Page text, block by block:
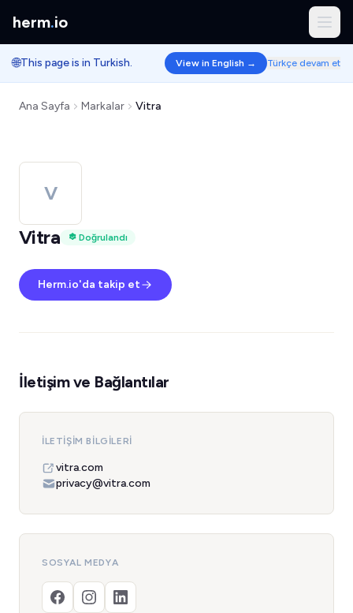
herm.io
🌐This page is in Turkish. View in English → Türkçe devam et
Ana Sayfa Markalar Vitra
V
Vitra
Doğrulandı
Herm.io'da takip et
İletişim ve Bağlantılar
İLETIŞIM BILGILERI
vitra.com
privacy@vitra.com
SOSYAL MEDYA